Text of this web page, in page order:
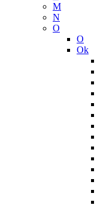
M
N
O
O
Ok